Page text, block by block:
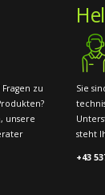
zu
unsere
Sie
steht
+43